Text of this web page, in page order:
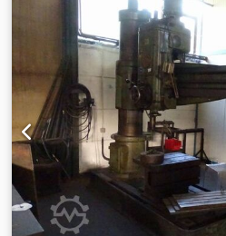
κολώνας: Ø 320 mm Μέγιστη
1800 mm Ελάχιστη απόσταση
Χρήσιμες διαστάσεις τραπεζιού:
CM5 Dkodpfx Aiozmxzqe Uor
τραπεζιού + βραχίονα + κολώνας
λειτουργική Αντλία λιπαντικού
Υ): 2400 x 1200 x 3200 mm Βάρος: